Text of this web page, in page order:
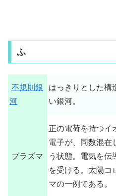
ふ
不規則銀
河
はっきりとした構
い銀河。
プラズマ
正の電荷を持つイ
電子が、同数混在
う状態。電気を伝
を受ける。太陽コ
マの一例である。